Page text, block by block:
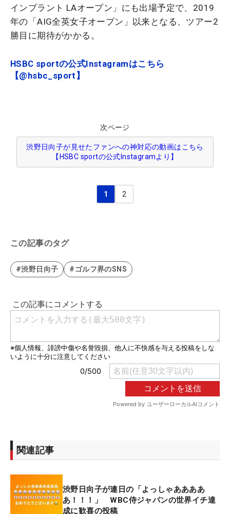
インプラント LAオープン」にも出場予定で、2019
年の「AIG全英女子オープン」以来となる、ツアー2
勝目に期待がかかる。
HSBC sportの公式Instagramはこちら
【@hsbc_sport】
次ページ
渋野日向子が見せたファンへの神対応の動画はこちら
【HSBC sportの公式Instagramより】
1 2
この記事のタグ
#渋野日向子 #ゴルフ界のSNS
関連記事
渋野日向子が連日の「よっしゃああああ
あ！！！」 WBC侍ジャパンの世界イチ達
成に歓喜の投稿